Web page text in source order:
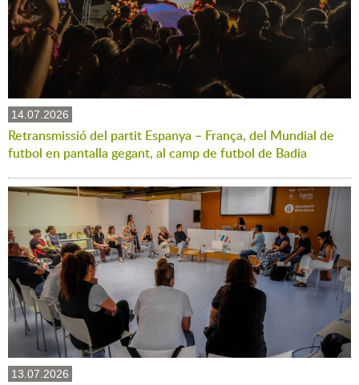
14.07.2026
Retransmissió del partit Espanya – França, del Mundial de
futbol en pantalla gegant, al camp de futbol de Badia
13.07.2026